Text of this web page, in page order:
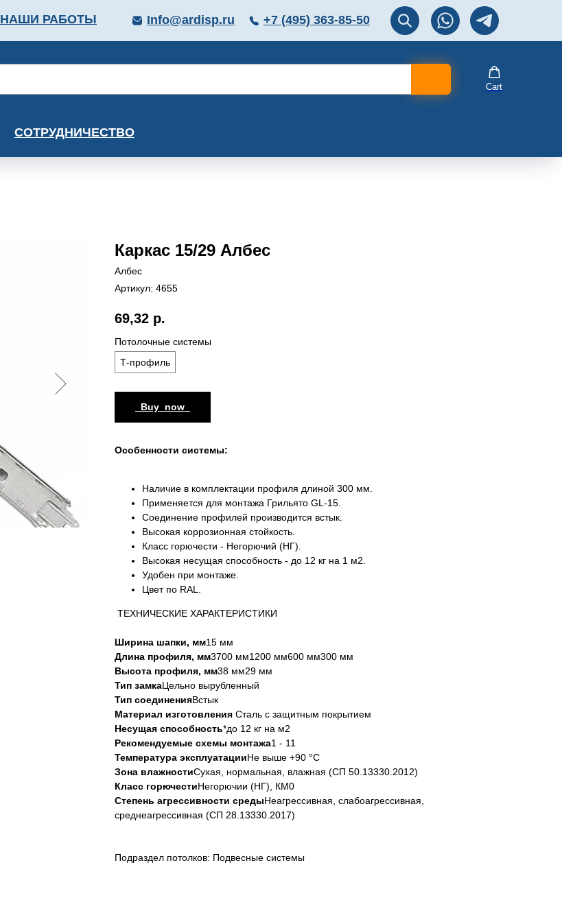
Перезвоните мне!
НАШИ РАБОТЫ +7 (495) 363-85-50
Info@ardisp.ru
Cart
СОТРУДНИЧЕСТВО
Каркас 15/29 Албес
Албес
Артикул: 4655
69,32 р.
Потолочные системы
Т-профиль
_Buy_now_
Особенности системы:
Наличие в комплектации профиля длиной 300 мм.
Применяется для монтажа Грильято GL-15.
Соединение профилей производится встык.
Высокая коррозионная стойкость.
Класс горючести - Негорючий (НГ).
Высокая несущая способность - до 12 кг на 1 м2.
Удобен при монтаже.
Цвет по RAL.
ТЕХНИЧЕСКИЕ ХАРАКТЕРИСТИКИ
Ширина шапки, мм15 мм
Длина профиля, мм3700 мм1200 мм600 мм300 мм
Высота профиля, мм38 мм29 мм
Тип замкаЦельно вырубленный
Тип соединенияВстык
Материал изготовления Сталь с защитным покрытием
Несущая способность*до 12 кг на м2
Рекомендуемые схемы монтажа1 - 11
Температура эксплуатацииНе выше +90 °C
Зона влажностиСухая, нормальная, влажная (СП 50.13330.2012)
Класс горючестиНегорючии (НГ), КМ0
Степень агрессивности средыНеагрессивная, слабоагрессивная,
среднеагрессивная (СП 28.13330.2017)
Подраздел потолков: Подвесные системы